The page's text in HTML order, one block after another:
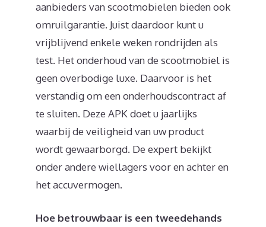
aanbieders van scootmobielen bieden ook
omruilgarantie. Juist daardoor kunt u
vrijblijvend enkele weken rondrijden als
test. Het onderhoud van de scootmobiel is
geen overbodige luxe. Daarvoor is het
verstandig om een onderhoudscontract af
te sluiten. Deze APK doet u jaarlijks
waarbij de veiligheid van uw product
wordt gewaarborgd. De expert bekijkt
onder andere wiellagers voor en achter en
het accuvermogen.
Hoe betrouwbaar is een tweedehands